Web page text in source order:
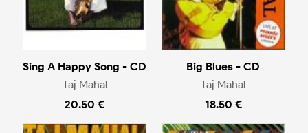
Sing A Happy Song - CD
Taj Mahal
20.50 €
Big Blues - CD
Taj Mahal
18.50 €